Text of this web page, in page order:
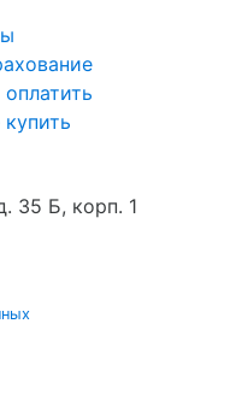
оплатить
купить
35 Б, корп. 1